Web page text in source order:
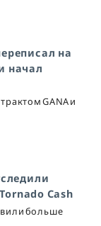
на
начал
GANA и
Cash
больше